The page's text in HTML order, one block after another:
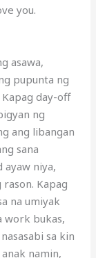
you.
asawa,
pupunta ng
day-off
ng
ang libangan
sana
ayaw niya,
Kapag
na umiyak
work bukas,
sa kin
namin,